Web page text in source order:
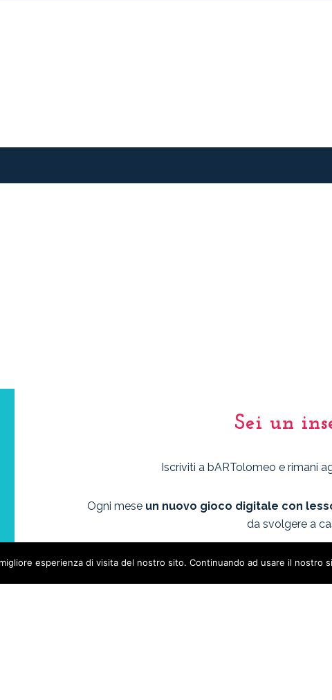
Sei un
Iscriviti a bARTolomeo e rimani
Ogni mese un nuovo gioco digitale con
da svolgere a
esperienza di visita del nostro sito. Continuando ad usare il nostro